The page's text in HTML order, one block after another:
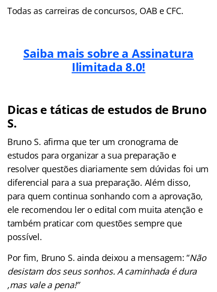
Todas as carreiras de concursos, OAB e CFC.
Saiba mais sobre a Assinatura
Ilimitada 8.0!
Dicas e táticas de estudos de Bruno
S.
Bruno S. afirma que ter um cronograma de
estudos para organizar a sua preparação e
resolver questões diariamente sem dúvidas foi um
diferencial para a sua preparação. Além disso,
para quem continua sonhando com a aprovação,
ele recomendou ler o edital com muita atenção e
também praticar com questões sempre que
possível.
Por fim, Bruno S. ainda deixou a mensagem: “Não
desistam dos seus sonhos. A caminhada é dura
,mas vale a pena!”